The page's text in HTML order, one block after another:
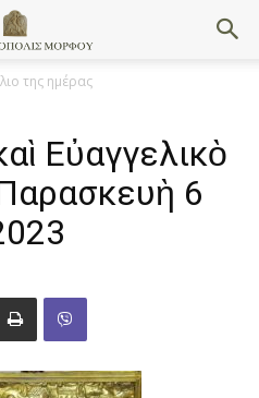
της ημέρας
Εὐαγγελικὸ
6